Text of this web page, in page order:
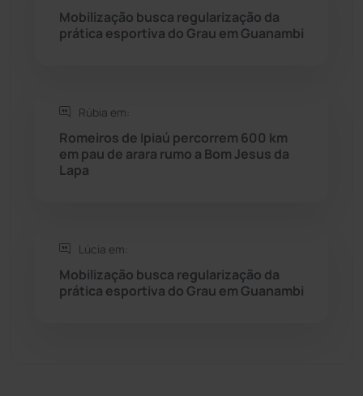
Seabra
Sudoeste Baiano (1530)
Tecnologia
Mobilização busca regularização da
prática esportiva do Grau em Guanambi
Rúbia em:
Romeiros de Ipiaú percorrem 600 km
em pau de arara rumo a Bom Jesus da
Lapa
Lúcia em:
Mobilização busca regularização da
prática esportiva do Grau em Guanambi